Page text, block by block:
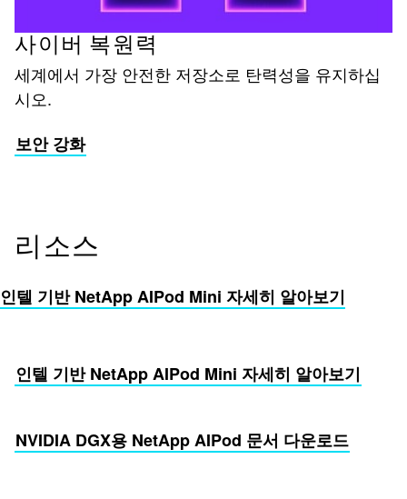
사이버 복원력
세계에서 가장 안전한 저장소로 탄력성을 유지하십
시오.
보안 강화
리소스
인텔 기반 NetApp AIPod Mini 자세히 알아보기
인텔 기반 NetApp AIPod Mini 자세히 알아보기
NVIDIA DGX용 NetApp AIPod 문서 다운로드